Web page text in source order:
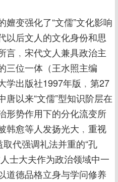
变强化了“文儒”文化影响
以后文人的文化身份和思
言﹐宋代文人兼具政治主
三位一体（王水照主编
学出版社1997年版﹐第27
以来“文儒”型知识阶层在
形势作用下的分化流变所
韩愈等人发扬光大﹐重视
代强调礼法并重的“孔
士大夫作为政治领域中一
道德品格立身与学问修养